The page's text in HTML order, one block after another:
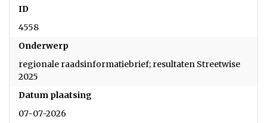
ID
4558
Onderwerp
regionale raadsinformatiebrief; resultaten Streetwise
2025
Datum plaatsing
07-07-2026